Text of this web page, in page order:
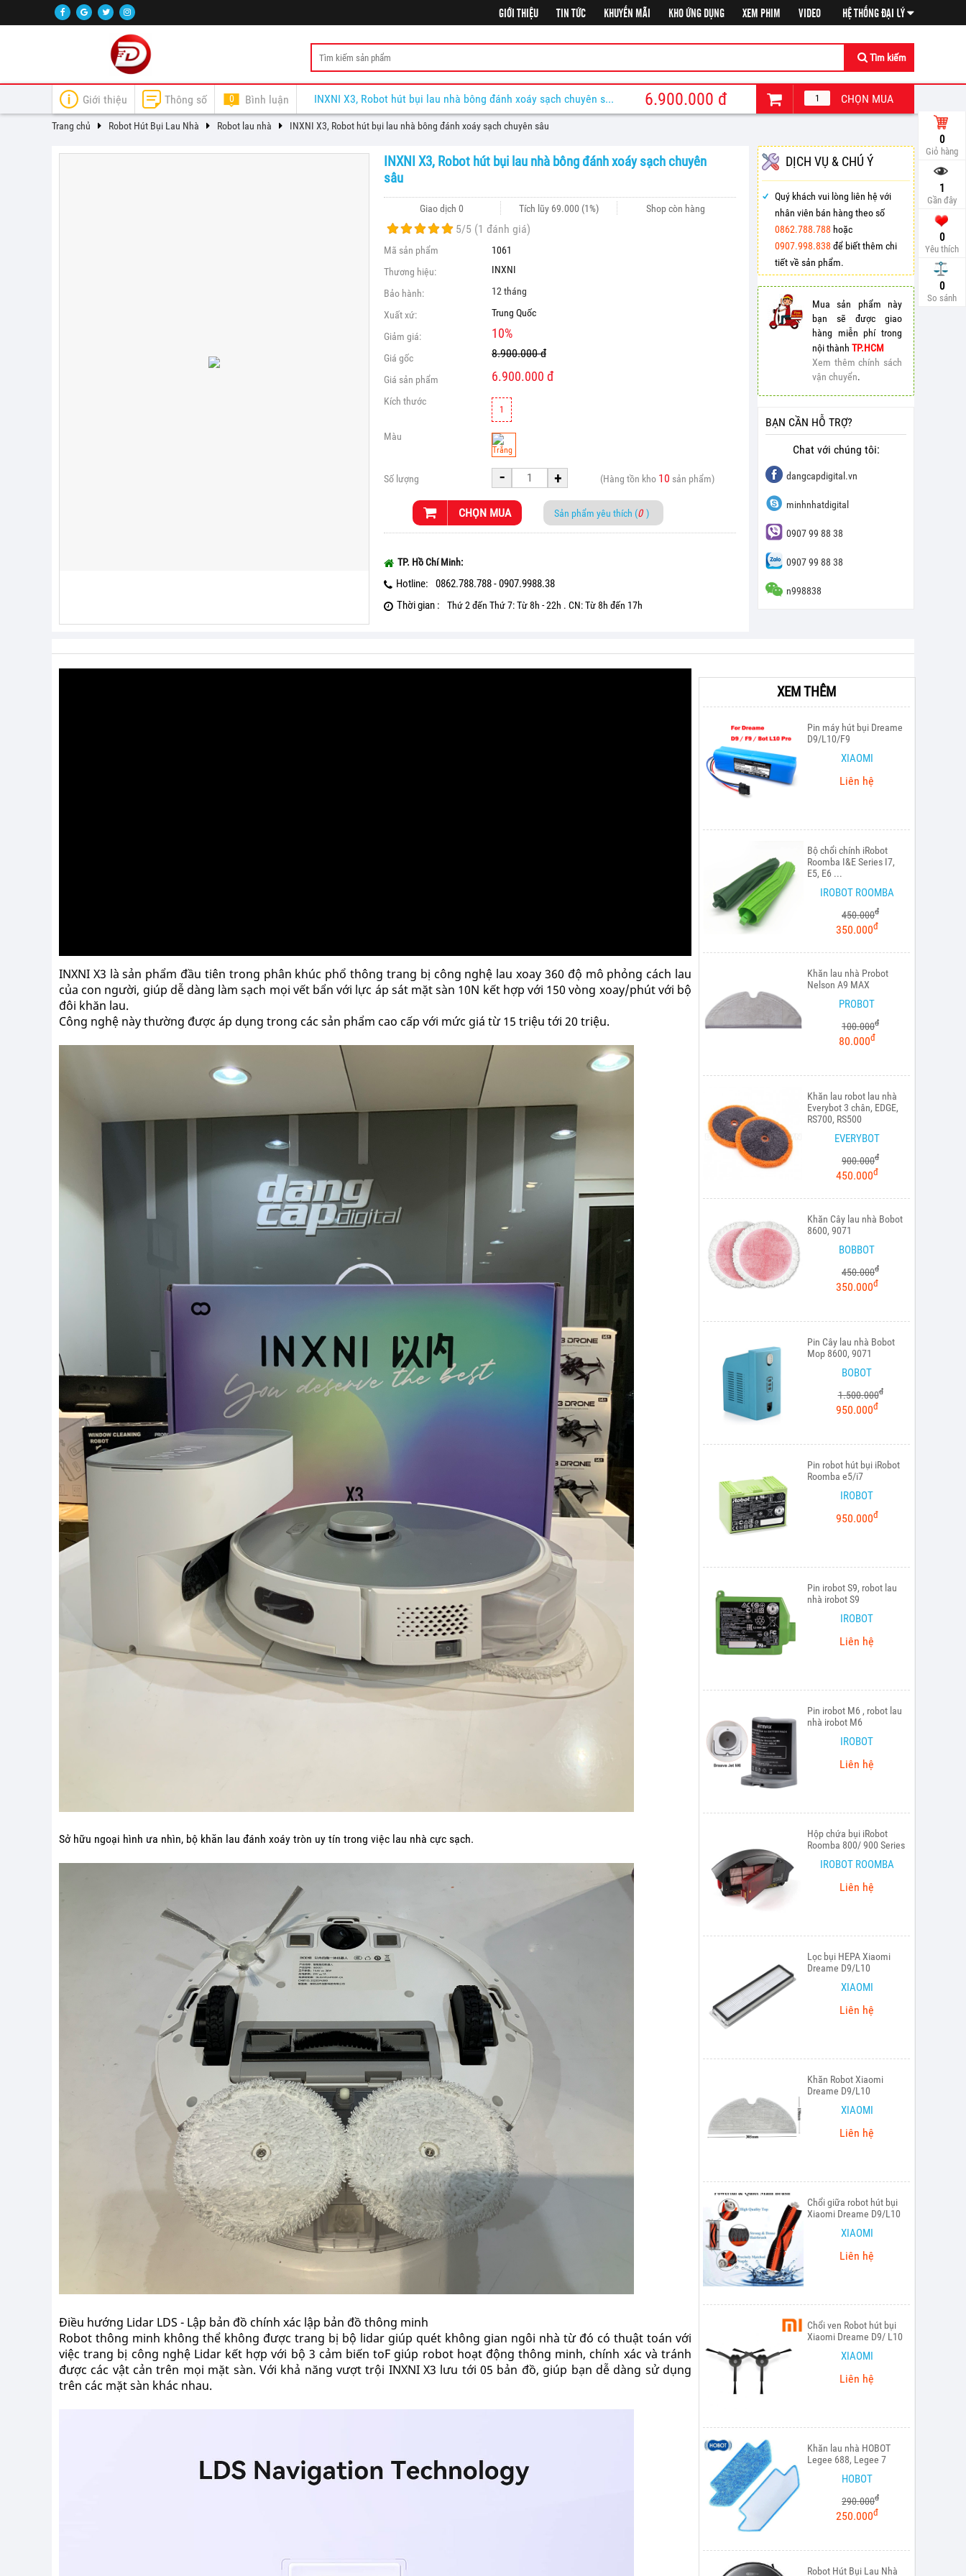
GIỚI THIỆU TIN TỨC KHUYẾN MÃI KHO ỨNG DỤNG XEM PHIM VIDEO HỆ THỐNG ĐẠI LÝ
Tìm kiếm
Giới thiệu Thông số 0 Bình luận INXNI X3, Robot hút bụi lau nhà bông đánh xoáy sạch chuyên sâu 6.900.000 đ CHỌN MUA
0
Giỏ hàng
1
Gần đây
0
Yêu thích
0
So sánh
So
Trang chủ Robot Hút Bụi Lau Nhà Robot lau nhà INXNI X3, Robot hút bụi lau nhà bông đánh xoáy sạch chuyên sâu
INXNI X3, Robot hút bụi lau nhà bông đánh xoáy sạch chuyên
sâu
Giao dịch 0 Tích lũy 69.000 (1%) Shop còn hàng
5/5 (1 đánh giá)
Mã sản phẩm
1061
Thương hiệu:
INXNI
Bảo hành: 12 tháng
Xuất xứ: Trung Quốc
Giảm giá: 10%
Giá gốc 8.900.000 đ
Giá sản phẩm 6.900.000 đ
Kích thước
1
Màu
Số lượng - + (Hàng tồn kho 10 sản phẩm)
CHỌN MUA Sản phẩm yêu thích (0 )
TP. Hồ Chí Minh:
Hotline:
0862.788.788 - 0907.9988.38
Thời gian :
Thứ 2 đến Thứ 7: Từ 8h - 22h . CN: Từ 8h đến 17h
DỊCH VỤ & CHÚ Ý
Quý khách vui lòng liên hệ với
nhân viên bán hàng theo số
0862.788.788 hoặc
0907.998.838 để biết thêm chi
tiết về sản phẩm.
Mua sản phẩm này
bạn sẽ được giao
hàng miễn phí trong
nội thành TP.HCM
Xem thêm chính sách
vận chuyển.
BẠN CẦN HỖ TRỢ?
Chat với chúng tôi:
dangcapdigital.vn
minhnhatdigital
0907 99 88 38
0907 99 88 38
n998838
INXNI X3 là sản phẩm đầu tiên trong phân khúc phổ thông trang bị công nghệ lau xoay 360 độ mô phỏng cách lau
của con người, giúp dễ dàng làm sạch mọi vết bẩn với lực áp sát mặt sàn 10N kết hợp với 150 vòng xoay/phút với bộ
đôi khăn lau.
Công nghệ này thường được áp dụng trong các sản phẩm cao cấp với mức giá từ 15 triệu tới 20 triệu.
Sở hữu ngoại hình ưa nhìn, bộ khăn lau đánh xoáy tròn uy tín trong việc lau nhà cực sạch.
Điều hướng Lidar LDS - Lập bản đồ chính xác lập bản đồ thông minh
Robot thông minh không thể không được trang bị bộ lidar giúp quét không gian ngôi nhà từ đó có thuật toán với
việc trang bị công nghệ Lidar kết hợp với bộ 3 cảm biến toF giúp robot hoạt động thông minh, chính xác và tránh
được các vật cản trên mọi mặt sàn. Với khả năng vượt trội INXNI X3 lưu tới 05 bản đồ, giúp bạn dễ dàng sử dụng
trên các mặt sàn khác nhau.
XEM THÊM
Pin máy hút bụi Dreame
D9/L10/F9
XIAOMI
Liên hệ
Bộ chổi chính iRobot
Roomba I&E Series I7,
E5, E6 ...
IROBOT ROOMBA
450.000đ
350.000đ
Khăn lau nhà Probot
Nelson A9 MAX
PROBOT
100.000đ
80.000đ
Khăn lau robot lau nhà
Everybot 3 chân, EDGE,
RS700, RS500
EVERYBOT
900.000đ
450.000đ
Khăn Cây lau nhà Bobot
8600, 9071
BOBBOT
450.000đ
350.000đ
Pin Cây lau nhà Bobot
Mop 8600, 9071
BOBOT
1.500.000đ
950.000đ
Pin robot hút bụi iRobot
Roomba e5/i7
IROBOT
950.000đ
Pin irobot S9, robot lau
nhà irobot S9
IROBOT
Liên hệ
Pin irobot M6 , robot lau
nhà irobot M6
IROBOT
Liên hệ
Hộp chứa bụi iRobot
Roomba 800/ 900 Series
IROBOT ROOMBA
Liên hệ
Lọc bụi HEPA Xiaomi
Dreame D9/L10
XIAOMI
Liên hệ
Khăn Robot Xiaomi
Dreame D9/L10
XIAOMI
Liên hệ
Chổi giữa robot hút bụi
Xiaomi Dreame D9/L10
XIAOMI
Liên hệ
Chổi ven Robot hút bụi
Xiaomi Dreame D9/ L10
XIAOMI
Liên hệ
Khăn lau nhà HOBOT
Legee 688, Legee 7
HOBOT
290.000đ
250.000đ
Robot Hút Bụi Lau Nhà